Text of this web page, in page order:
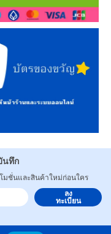
นทึก
โมชั่นและสินค้าใหม่ก่อนใคร
ลง
ทะเบียน